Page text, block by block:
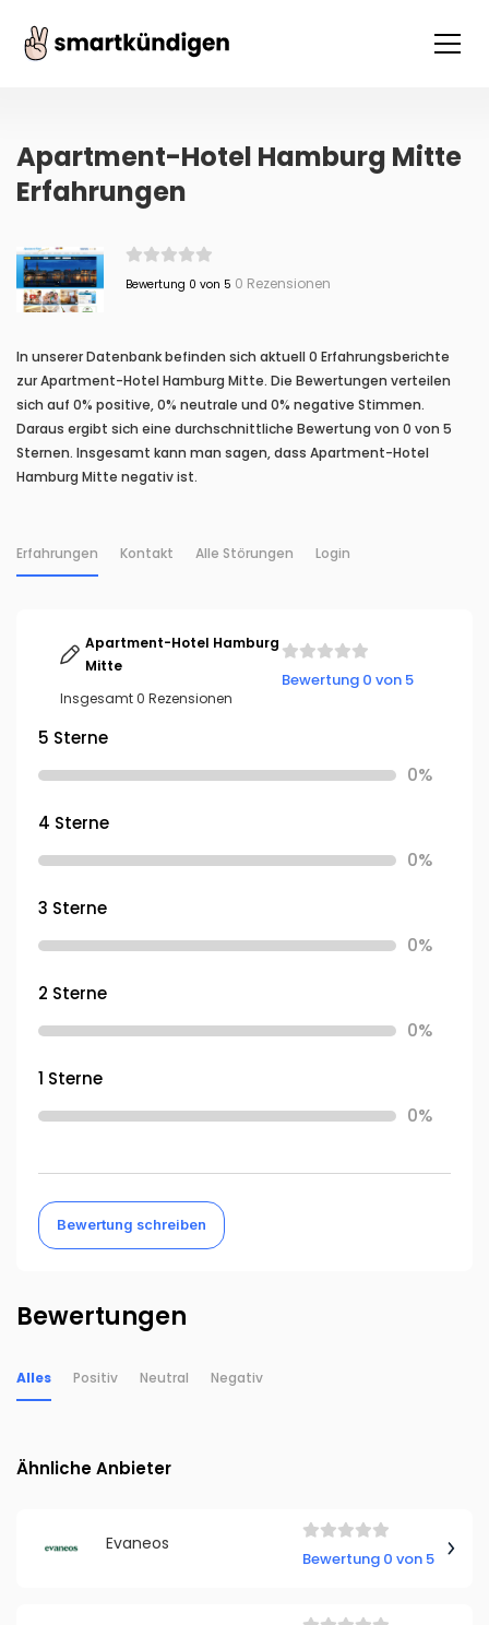
Apartment-Hotel Hamburg Mitte
Erfahrungen
Bewertung 0 von 5 0 Rezensionen
In unserer Datenbank befinden sich aktuell 0 Erfahrungsberichte
zur Apartment-Hotel Hamburg Mitte. Die Bewertungen verteilen
sich auf 0% positive, 0% neutrale und 0% negative Stimmen.
Daraus ergibt sich eine durchschnittliche Bewertung von 0 von 5
Sternen. Insgesamt kann man sagen, dass Apartment-Hotel
Hamburg Mitte negativ ist.
Erfahrungen Kontakt Alle Störungen Login
Apartment-Hotel Hamburg
Mitte
Insgesamt 0 Rezensionen
Bewertung 0 von 5
5 Sterne
0%
4 Sterne
0%
3 Sterne
0%
2 Sterne
0%
1 Sterne
0%
Bewertung schreiben
Bewertungen
Alles Positiv Neutral Negativ
Ähnliche Anbieter
Evaneos
Bewertung 0 von 5